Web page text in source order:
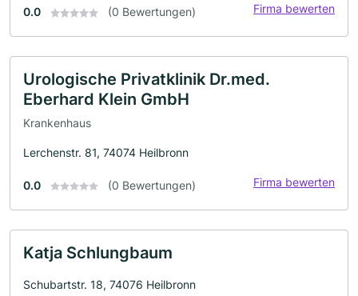
0.0 (0 Bewertungen) Firma bewerten
Urologische Privatklinik Dr.med.
Eberhard Klein GmbH
Krankenhaus
Lerchenstr. 81, 74074 Heilbronn
0.0 (0 Bewertungen) Firma bewerten
Katja Schlungbaum
Schubartstr. 18, 74076 Heilbronn